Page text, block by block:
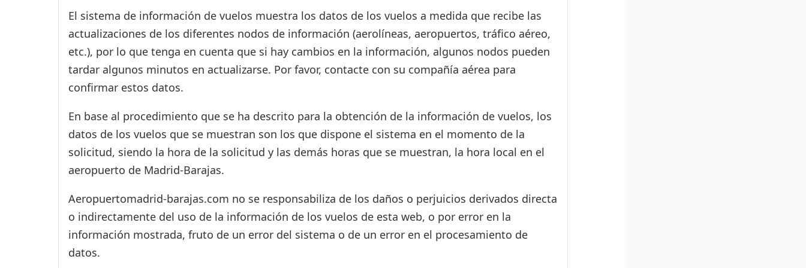
El sistema de información de vuelos muestra los datos de los vuelos a medida que recibe las
actualizaciones de los diferentes nodos de información (aerolíneas, aeropuertos, tráfico aéreo,
etc.), por lo que tenga en cuenta que si hay cambios en la información, algunos nodos pueden
tardar algunos minutos en actualizarse. Por favor, contacte con su compañía aérea para
confirmar estos datos.
En base al procedimiento que se ha descrito para la obtención de la información de vuelos, los
datos de los vuelos que se muestran son los que dispone el sistema en el momento de la
solicitud, siendo la hora de la solicitud y las demás horas que se muestran, la hora local en el
aeropuerto de Madrid-Barajas.
Aeropuertomadrid-barajas.com no se responsabiliza de los daños o perjuicios derivados directa
o indirectamente del uso de la información de los vuelos de esta web, o por error en la
información mostrada, fruto de un error del sistema o de un error en el procesamiento de
datos.